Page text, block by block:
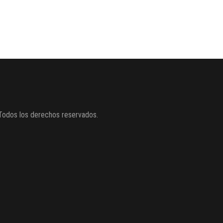
los derechos reservados.